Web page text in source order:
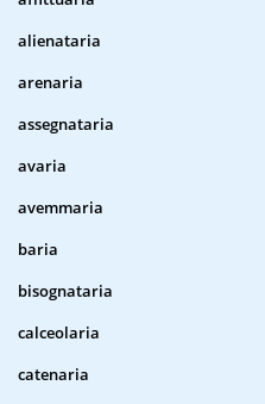
alienataria
arenaria
assegnataria
avaria
avemmaria
baria
bisognataria
calceolaria
catenaria